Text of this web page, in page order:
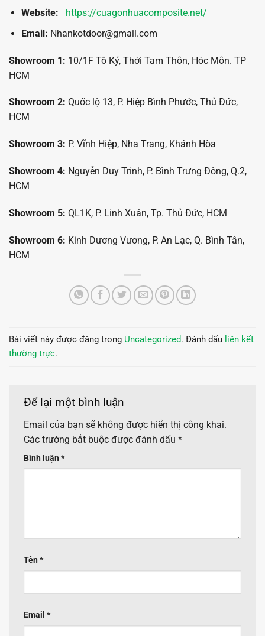
Website: https://cuagonhuacomposite.net/
Email: Nhankotdoor@gmail.com
Showroom 1: 10/1F Tô Ký, Thới Tam Thôn, Hóc Môn. TP
HCM
Showroom 2: Quốc lộ 13, P. Hiệp Bình Phước, Thủ Đức,
HCM
Showroom 3: P. Vĩnh Hiệp, Nha Trang, Khánh Hòa
Showroom 4: Nguyễn Duy Trinh, P. Bình Trưng Đông, Q.2,
HCM
Showroom 5: QL1K, P. Linh Xuân, Tp. Thủ Đức, HCM
Showroom 6: Kinh Dương Vương, P. An Lạc, Q. Bình Tân,
HCM
Bài viết này được đăng trong Uncategorized. Đánh dấu liên kết
thường trực.
Để lại một bình luận
Email của bạn sẽ không được hiển thị công khai.
Các trường bắt buộc được đánh dấu *
Bình luận *
Tên *
Email *